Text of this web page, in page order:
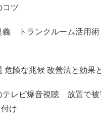
コツ
義 トランクルーム活用術
危険な兆候 改善法と効果
テレビ爆音視聴 放置で被
け